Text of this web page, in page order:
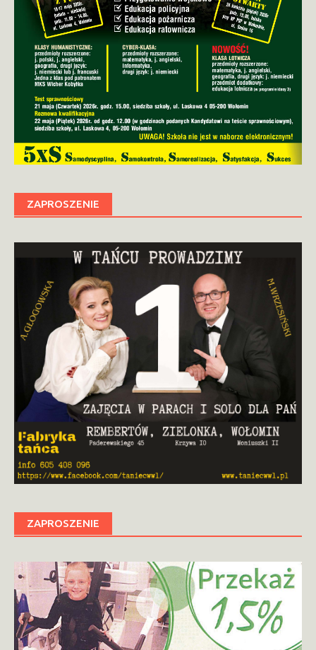
ZAPROSZENIE
ZAPROSZENIE